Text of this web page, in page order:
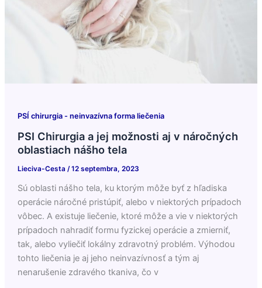
PSÍ chirurgia - neinvazívna forma liečenia
PSI Chirurgia a jej možnosti aj v náročných
oblastiach nášho tela
Lieciva-Cesta /12 septembra, 2023
Sú oblasti nášho tela, ku ktorým môže byť z hľadiska
operácie náročné pristúpiť, alebo v niektorých prípadoch
vôbec. A existuje liečenie, ktoré môže a vie v niektorých
prípadoch nahradiť formu fyzickej operácie a zmierniť,
tak, alebo vyliečiť lokálny zdravotný problém. Výhodou
tohto liečenia je aj jeho neinvazívnosť a tým aj
nenarušenie zdravého tkaniva, čo v